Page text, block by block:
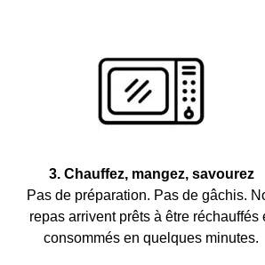
3. Chauffez, mangez, savourez
Pas de préparation. Pas de gâchis.
repas arrivent prêts à être réchauffés
consommés en quelques minutes.